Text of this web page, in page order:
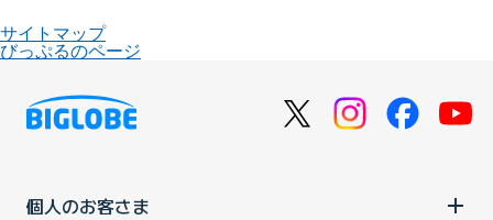
サイトマップ
びっぷるのページ
個人のお客さま